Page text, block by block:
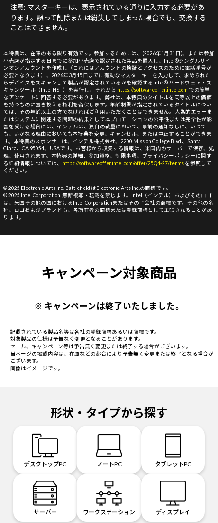
注意: マスターキーは、表示されている通りに入力する必要があ
ります。誤って削除または紛失してしまった場合でも、交換する
ことはできません。
本特典は、在庫のある限り有効です。参加するためには、(2026年1月31日)、または参加
小売店が指定する日までに参加小売店で認定された製品を購入し、Intel®シングルサイ
ンオンアカウントを作成し（これにはアカウントの検証とアクセスのために電話番号が
必要となります）、2026年3月15日までに有効なマスターキーを入力して、求められた
らデバイスをスキャンして製品が認定されているかを確認するIntel® ハードウェア・ス
キャンツール（Intel HST）を実行し、それから https://softwareoffer.intel.com での簡単
なアンケートに回答する必要があります。弊社は、本特典のタイトルを同等以上の価値
を持つものに置き換える権利を留保します。年齢制限が指定されているタイトルについ
ては、その年齢以上の方でなければご利用いただくことはできません。人為的エラーま
たはシステムに関連する問題の結果として本プロモーションの公平性または完全性が影
響を受ける場合には、インテルは、独自の裁量において、事前の通知なしに、いつで
も、いかなる理由においても本特典を変更、キャンセル、または中止することができま
す。本特典のスポンサーは、インテル株式会社、2200 Mission College Blvd.、Santa
Clara、CA 95054、USAです。お客様から収集する情報は、米国内のサーバーで保存、処
理、使用されます。本特典の詳細、参加資格、制限事項、プライバシーポリシーに関す
る詳細情報については、
https://softwareoffer.intel.com/offer/25Q4-27/terms を参照して
ください。
© 2025 Electronic Arts Inc. Battlefield はElectronic Arts Inc.の商標です。
© 2025 Intel Corporation. 無断複写・転載を禁じます。Intel（インテル）およびそのロゴ
は、米国その他の国におけるIntel Corporationまたはその子会社の商標です。その他の名
称、ロゴおよびブランドも、各所有者の商標または登録商標として主張されることがあ
ります。
キャンペーン対象商品
※ キャンペーンは終了いたしました。
記載されている製品名等は各社の登録商標あるいは商標です。
対象製品の仕様は予告なく変更となることがあります。
セール、キャンペーン等は予告無く変更または終了する場合がございます。
当ページの掲載内容は、在庫などの都合により予告無く変更または終了となる場合が
ございます。
画像はイメージです。
形状・タイプから探す
デスクトップPC ノートPC タブレットPC
サーバー ワークステーション ディスプレイ